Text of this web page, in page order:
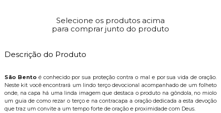
Selecione os produtos acima
para comprar junto do produto
Descrição do Produto
São Bentoé conhecido por sua proteção contra o mal e por sua vida de oração.
Neste kit você encontrará um lindo terço devocional acompanhado de um folheto
onde, na capa há uma linda imagem que destaca o produto na gôndola, no miolo
um guia de como rezar o terço e na contracapa a oração dedicada a esta devoção
que traz um convite a um tempo forte de oração e proximidade com Deus.